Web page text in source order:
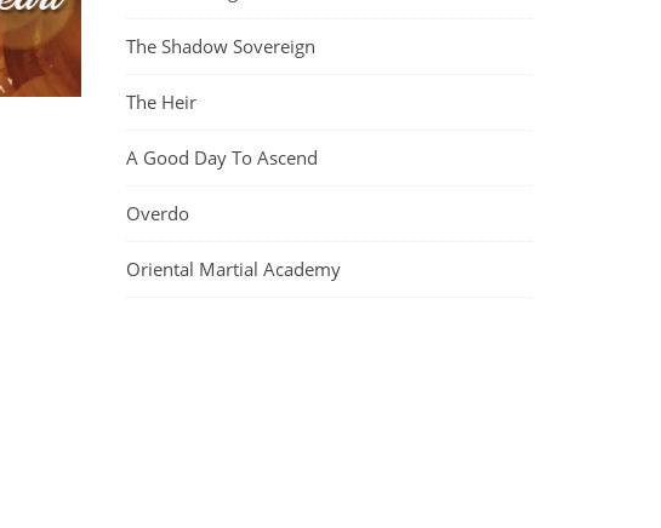
The Shadow Sovereign
The Heir
A Good Day To Ascend
Overdo
Oriental Martial Academy